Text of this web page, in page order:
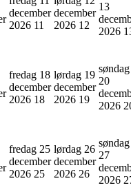
december
2026 11
december
2026 12
13
2026
fredag 18
december
2026 18
lørdag 19
december
2026 19
søndag
20
2026
fredag 25
december
2026 25
lørdag 26
december
2026 26
søndag
27
2026